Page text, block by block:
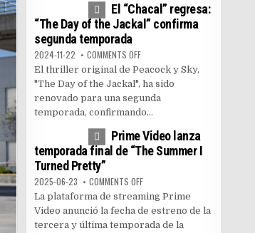
El “Chacal” regresa:
“The Day of the Jackal” confirma
segunda temporada
2024-11-22 COMMENTS OFFON EL “CHACAL” REGRESA:
El thriller original de Peacock y Sky,
"The Day of the Jackal", ha sido
renovado para una segunda
temporada, confirmando...
1 5156
Prime Video lanza
temporada final de “The Summer I
Turned Pretty”
2025-06-23 COMMENTS OFFON PRIME VIDEO LANZA
La plataforma de streaming Prime
Video anunció la fecha de estreno de la
tercera y última temporada de la